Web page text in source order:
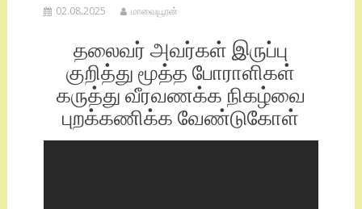
02.08.2025 மாவையூரன்
தலைவர் அவர்கள் இருப்பு
குறித்து மூத்த போராளிகள்
கருத்து வீரவணக்க நிகழ்வை
புறக்கணிக்க வேண்டுகோள்